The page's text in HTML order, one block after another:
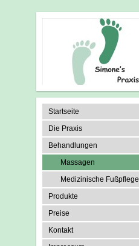
Startseite
Die Praxis
Behandlungen
Massagen
Medizinische Fußpflege
Produkte
Preise
Kontakt